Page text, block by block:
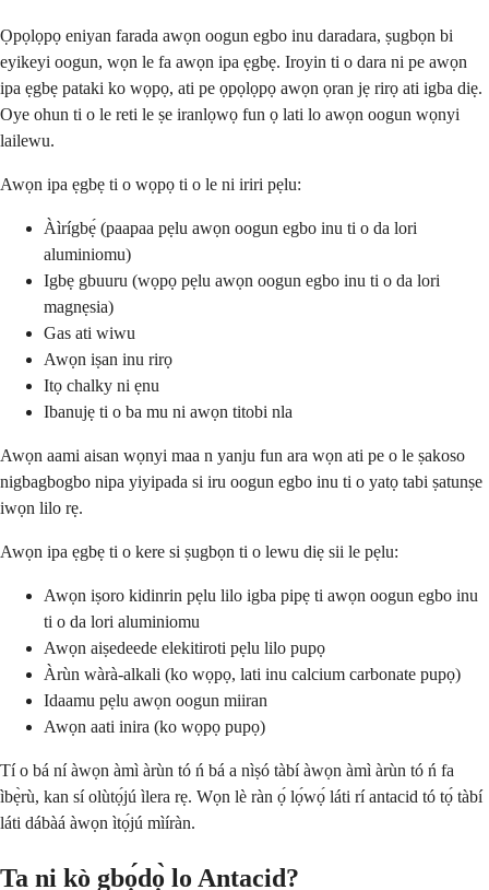
Ọpọlọpọ eniyan farada awọn oogun egbo inu daradara, ṣugbọn bi
eyikeyi oogun, wọn le fa awọn ipa ẹgbẹ. Iroyin ti o dara ni pe awọn
ipa ẹgbẹ pataki ko wọpọ, ati pe ọpọlọpọ awọn ọran jẹ rirọ ati igba diẹ.
Oye ohun ti o le reti le ṣe iranlọwọ fun ọ lati lo awọn oogun wọnyi
lailewu.
Awọn ipa ẹgbẹ ti o wọpọ ti o le ni iriri pẹlu:
Àìrígbẹ́ (paapaa pẹlu awọn oogun egbo inu ti o da lori
aluminiomu)
Igbẹ gbuuru (wọpọ pẹlu awọn oogun egbo inu ti o da lori
magnẹsia)
Gas ati wiwu
Awọn iṣan inu rirọ
Itọ chalky ni ẹnu
Ibanujẹ ti o ba mu ni awọn titobi nla
Awọn aami aisan wọnyi maa n yanju fun ara wọn ati pe o le ṣakoso
nigbagbogbo nipa yiyipada si iru oogun egbo inu ti o yatọ tabi ṣatunṣe
iwọn lilo rẹ.
Awọn ipa ẹgbẹ ti o kere si ṣugbọn ti o lewu diẹ sii le pẹlu:
Awọn iṣoro kidinrin pẹlu lilo igba pipẹ ti awọn oogun egbo inu
ti o da lori aluminiomu
Awọn aiṣedeede elekitiroti pẹlu lilo pupọ
Àrùn wàrà-alkali (ko wọpọ, lati inu calcium carbonate pupọ)
Idaamu pẹlu awọn oogun miiran
Awọn aati inira (ko wọpọ pupọ)
Tí o bá ní àwọn àmì àrùn tó ń bá a nìṣó tàbí àwọn àmì àrùn tó ń fa
ìbẹ̀rù, kan sí olùtọ́jú ìlera rẹ. Wọn lè ràn ọ́ lọ́wọ́ láti rí antacid tó tọ́ tàbí
láti dábàá àwọn ìtọ́jú mìíràn.
Ta ni kò gbọ́dọ̀ lo Antacid?